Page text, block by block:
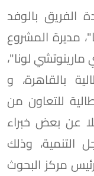
الفريق بالوفد
مديرة المشروع
مارينوتشي لونا"،
بالقاهرة، و
للتعاون من
عن بعض خبراء
التنمية، وذلك
مركز البحوث